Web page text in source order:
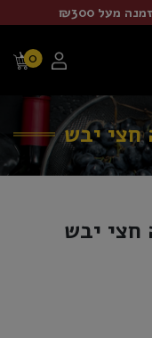
מעל ₪300
0
חצי יבש
חצי יבש